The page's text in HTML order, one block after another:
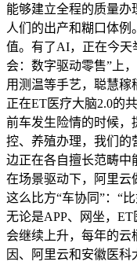
能够建立全程的质量办
人们的出产和糊口体
值。有了AI，正在今天
会：数字驱动零售”上
用测温等手艺，聪慧稼
正在ET医疗大脑2.0的
前车发生险情的时候，
控、养殖办理，我们的
边正在各自擅长范畴中
在场景驱动下，阿里云
这么比方“车协同”：“
无论是APP、网坐，
会继续上升，每年的云
因、阿里云和安徽医科